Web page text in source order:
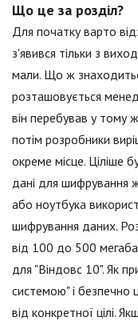
Що це за розділ?
Для початку варто
з'явився тільки з
мали. Що ж
розташовується
він перебував у тому
потім розробники
окреме місце. Ціліше
дані для шифрування
або ноутбука
шифрування даних.
від 100 до 500
для "Віндовс 10". Як
системою" і безпечно
від конкретної цілі.